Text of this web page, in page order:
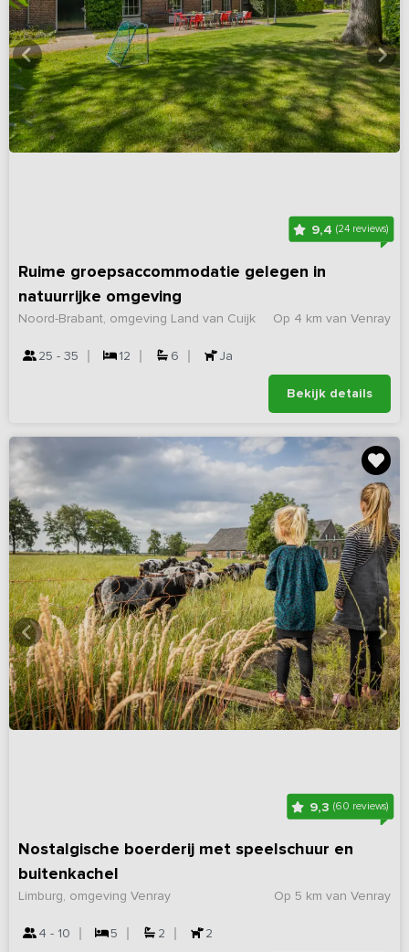
9,4 (24 reviews)
Ruime groepsaccommodatie gelegen in
natuurrijke omgeving
Op 4 km van Venray
Noord-Brabant, omgeving Land van Cuijk
25 - 35 12 6 Ja
Bekijk details
9,3 (60 reviews)
Nostalgische boerderij met speelschuur en
buitenkachel
Op 5 km van Venray
Limburg, omgeving Venray
4 - 10 5 2 2